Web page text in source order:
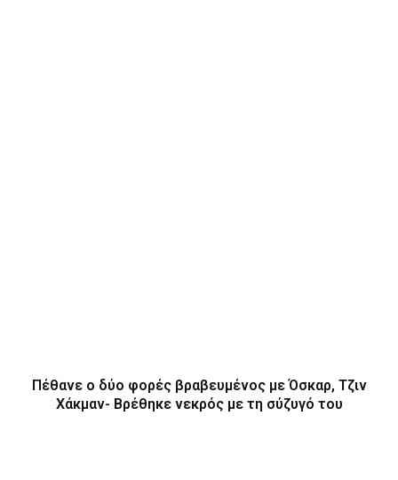
Πέθανε ο δύο φορές βραβευμένος με Όσκαρ, Τζιν
Χάκμαν- Βρέθηκε νεκρός με τη σύζυγό του